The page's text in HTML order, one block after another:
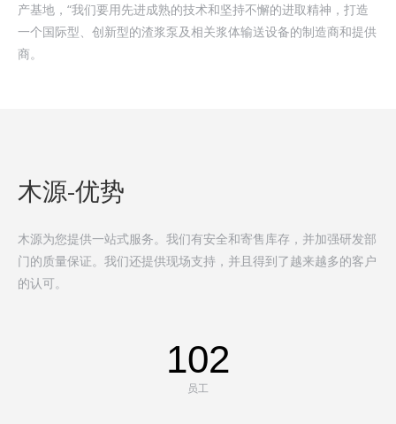
产基地，“我们要用先进成熟的技术和坚持不懈的进取精神，打造
一个国际型、创新型的渣浆泵及相关浆体输送设备的制造商和提供
商。
木源-优势
木源为您提供一站式服务。我们有安全和寄售库存，并加强研发部
门的质量保证。我们还提供现场支持，并且得到了越来越多的客户
的认可。
118
员工